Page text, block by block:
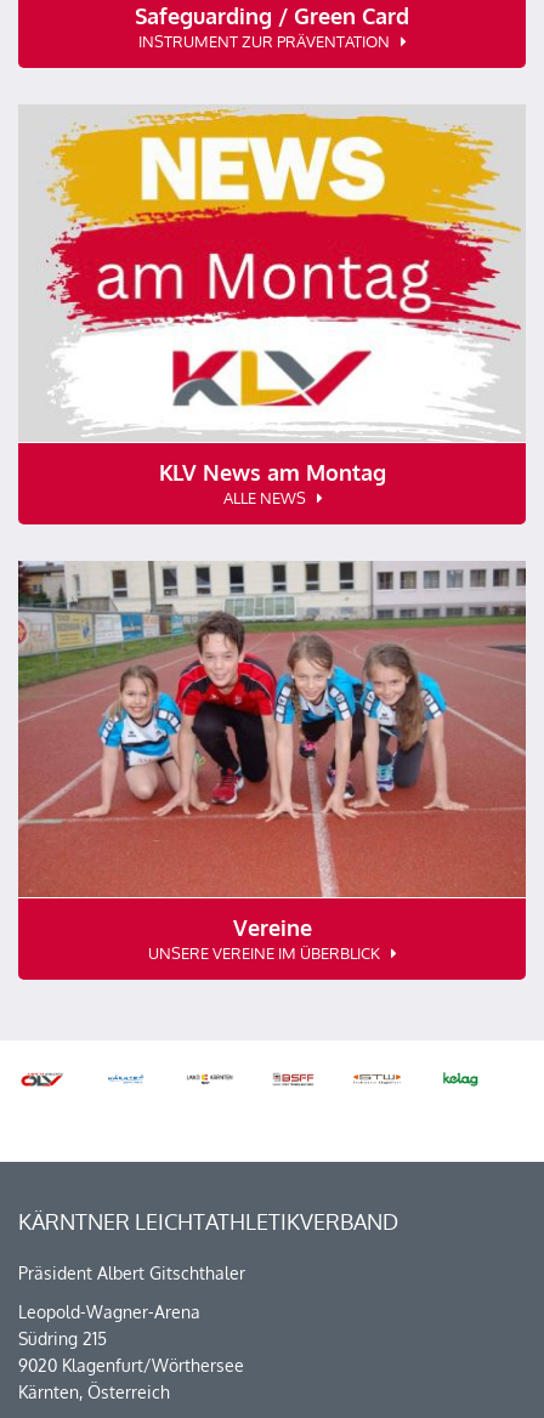
Safeguarding / Green Card
INSTRUMENT ZUR PRÄVENTATION
KLV News am Montag
ALLE NEWS
Vereine
UNSERE VEREINE IM ÜBERBLICK
KÄRNTNER LEICHTATHLETIKVERBAND
Präsident Albert Gitschthaler
Leopold-Wagner-Arena
Südring 215
9020 Klagenfurt/Wörthersee
Kärnten, Österreich